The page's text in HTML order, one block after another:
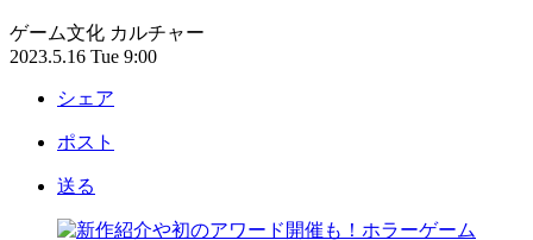
ゲーム文化 カルチャー
2023.5.16 Tue 9:00
シェア
ポスト
送る